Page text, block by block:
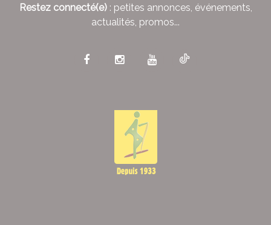
Restez connecté(e): petites annonces, événements,
actualités, promos...